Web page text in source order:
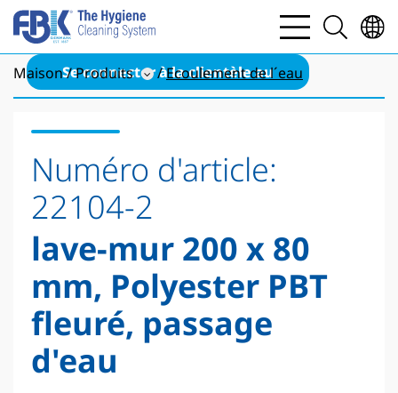
bars
light
search
light
Se connecter à la clientèle au
Maison Produits Ecoulement de l´eau
Numéro d'article:
22104-2
lave-mur 200 x 80
mm, Polyester PBT
fleuré, passage
d'eau